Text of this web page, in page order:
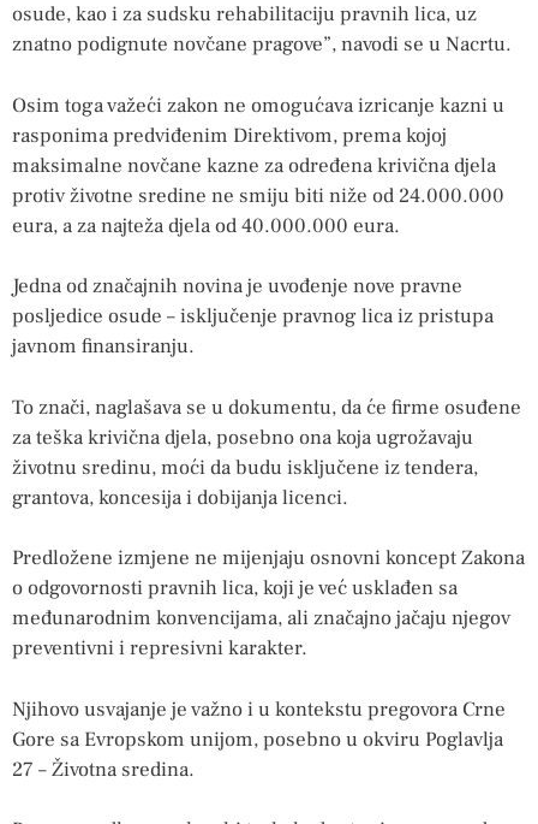
osude, kao i za sudsku rehabilitaciju pravnih lica, uz
znatno podignute novčane pragove”, navodi se u Nacrtu.
Osim toga važeći zakon ne omogućava izricanje kazni u
rasponima predviđenim Direktivom, prema kojoj
maksimalne novčane kazne za određena krivična djela
protiv životne sredine ne smiju biti niže od 24.000.000
eura, a za najteža djela od 40.000.000 eura.
Jedna od značajnih novina je uvođenje nove pravne
posljedice osude – isključenje pravnog lica iz pristupa
javnom finansiranju.
To znači, naglašava se u dokumentu, da će firme osuđene
za teška krivična djela, posebno ona koja ugrožavaju
životnu sredinu, moći da budu isključene iz tendera,
grantova, koncesija i dobijanja licenci.
Predložene izmjene ne mijenjaju osnovni koncept Zakona
o odgovornosti pravnih lica, koji je već usklađen sa
međunarodnim konvencijama, ali značajno jačaju njegov
preventivni i represivni karakter.
Njihovo usvajanje je važno i u kontekstu pregovora Crne
Gore sa Evropskom unijom, posebno u okviru Poglavlja
27 – Životna sredina.